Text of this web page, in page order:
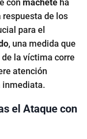
con machete ha
de los
para el
, una medida que
la víctima corre
atención
inmediata.
el Ataque con